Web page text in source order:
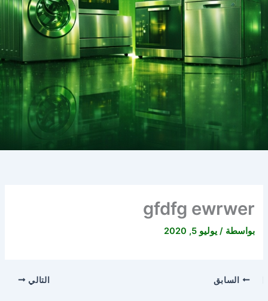
gfdfg ewrwer
بواسطة /يوليو 5, 2020
السابق التالي